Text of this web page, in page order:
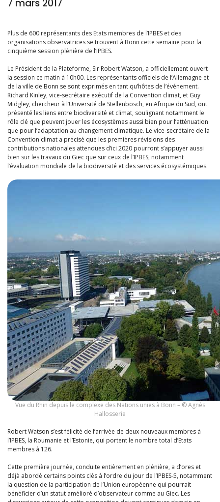
7 mars 2017
Plus de 600 représentants des Etats membres de l’IPBES et des
organisations observatrices se trouvent à Bonn cette semaine pour la
cinquième session plénière de l’IPBES.
Le Président de la Plateforme, Sir Robert Watson, a officiellement ouvert
la session ce matin à 10h00. Les représentants officiels de l’Allemagne et
de la ville de Bonn se sont exprimés en tant qu’hôtes de l’événement.
Richard Kinley, vice-secrétaire exécutif de la Convention climat, et Guy
Midgley, chercheur à l’Université de Stellenbosch, en Afrique du Sud, ont
présenté les liens entre biodiversité et climat, soulignant notamment le
rôle clé que peuvent jouer les écosystèmes aussi bien pour l’atténuation
que pour l’adaptation au changement climatique. Le vice-secrétaire de la
Convention climat a précisé que les premières révisions des
contributions nationales attendues d’ici 2020 pourront s’appuyer aussi
bien sur les travaux du Giec que sur ceux de l’IPBES, notamment
l’évaluation mondiale de la biodiversité et des services écosystémiques.
Vue du Rhin depuis le complexe des Nations unies à Bonn – © Agnès
Hallosserie
Robert Watson s’est félicité de l’arrivée de deux nouveaux membres à
l’IPBES, la Roumanie et l’Estonie, qui portent le nombre total d’Etats
membres à 126.
Cette première journée, conduite entièrement en plénière, a d’ores et
déjà abordé certains points clés à l’ordre du jour de l’IPBES-5, notamment
la question de la participation de l’Union européenne qui pourrait
bénéficier d’un statut amélioré d’observateur comme au Giec. Les